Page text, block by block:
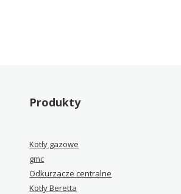
Produkty
Kotły gazowe
gmc
Odkurzacze centralne
Kotły Beretta